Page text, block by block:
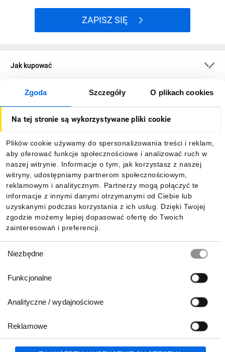
Zgoda Szczegóły O plikach cookies
Na tej stronie są wykorzystywane pliki cookie
Plików cookie używamy do spersonalizowania treści i reklam,
aby oferować funkcje społecznościowe i analizować ruch w
naszej witrynie. Informacje o tym, jak korzystasz z naszej
witryny, udostępniamy partnerom społecznościowym,
reklamowym i analitycznym. Partnerzy mogą połączyć te
informacje z innymi danymi otrzymanymi od Ciebie lub
uzyskanymi podczas korzystania z ich usług. Dzięki Twojej
zgodzie możemy lepiej dopasować ofertę do Twoich
zainteresowań i preferencji.
zgody
Niezbędne
Funkcjonalne
Analityczne / wydajnościowe
Reklamowe
ZAPISZ SIĘ
Jak kupować
O firmie
Informacje
Pobierz naszą aplikację mobilną:
801 500 700 lub 71 37 61 600